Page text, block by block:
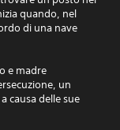
quando, nel
di una nave
e madre
un
causa delle sue